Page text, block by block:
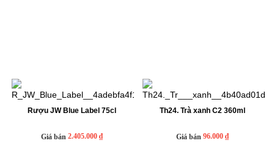
Rượu JW Blue Label 75cl
Giá bán 2.405.000 ₫
Th24. Trà xanh C2 360ml
Giá bán 96.000 ₫